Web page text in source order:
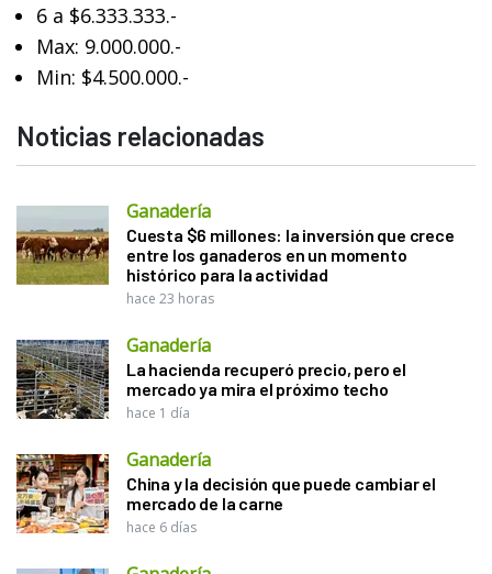
6 a $6.333.333.-
Max: 9.000.000.-
Min: $4.500.000.-
Noticias relacionadas
Ganadería
Cuesta $6 millones: la inversión que crece
entre los ganaderos en un momento
histórico para la actividad
hace 23 horas
Ganadería
La hacienda recuperó precio, pero el
mercado ya mira el próximo techo
hace 1 día
Ganadería
China y la decisión que puede cambiar el
mercado de la carne
hace 6 días